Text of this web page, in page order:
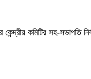
কেন্দ্রীয় কমিটির সহ-সভাপতি